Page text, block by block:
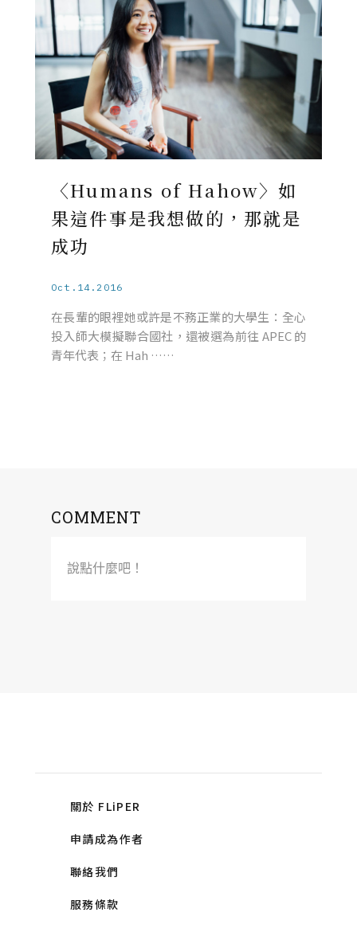
〈Humans of Hahow〉如
果這件事是我想做的，那就是
成功
Oct.14.2016
在長輩的眼裡她或許是不務正業的大學生：全心
投入師大模擬聯合國社，還被選為前往 APEC 的
青年代表；在 Hah ……
COMMENT
說點什麼吧！
關於 FLiPER
申請成為作者
聯絡我們
服務條款